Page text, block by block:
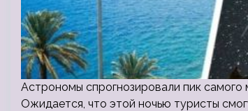
Астрономы спрогнозировали пик самого
Ожидается, что этой ночью туристы